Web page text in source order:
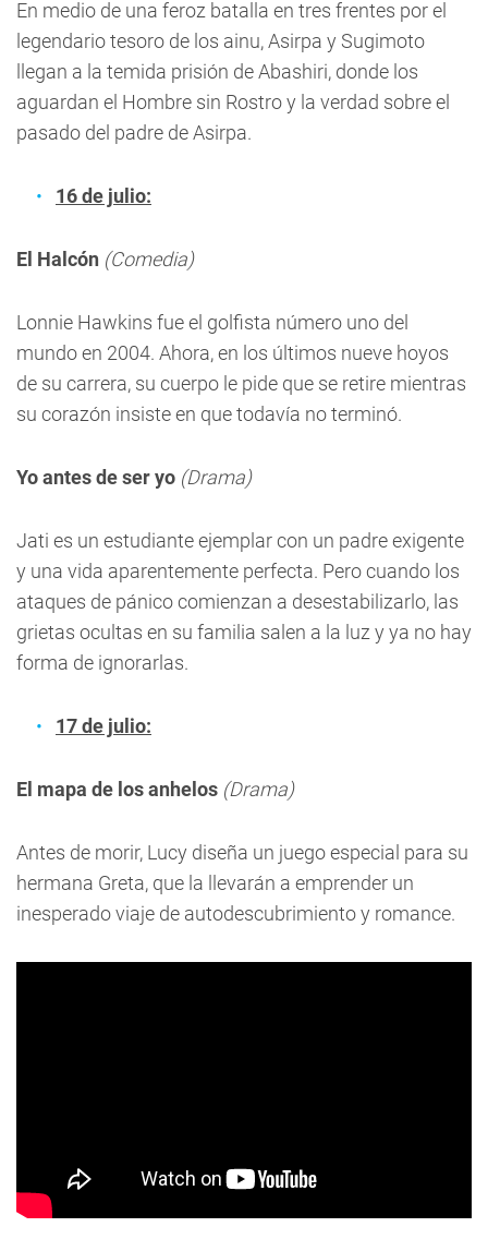
En medio de una feroz batalla en tres frentes por el
legendario tesoro de los ainu, Asirpa y Sugimoto
llegan a la temida prisión de Abashiri, donde los
aguardan el Hombre sin Rostro y la verdad sobre el
pasado del padre de Asirpa.
16 de julio:
El Halcón (Comedia)
Lonnie Hawkins fue el golfista número uno del
mundo en 2004. Ahora, en los últimos nueve hoyos
de su carrera, su cuerpo le pide que se retire mientras
su corazón insiste en que todavía no terminó.
Yo antes de ser yo (Drama)
Jati es un estudiante ejemplar con un padre exigente
y una vida aparentemente perfecta. Pero cuando los
ataques de pánico comienzan a desestabilizarlo, las
grietas ocultas en su familia salen a la luz y ya no hay
forma de ignorarlas.
17 de julio:
El mapa de los anhelos (Drama)
Antes de morir, Lucy diseña un juego especial para su
hermana Greta, que la llevarán a emprender un
inesperado viaje de autodescubrimiento y romance.